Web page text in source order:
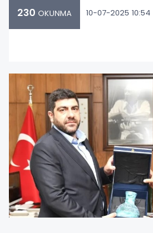
230 OKUNMA 10-07-2025 10:54